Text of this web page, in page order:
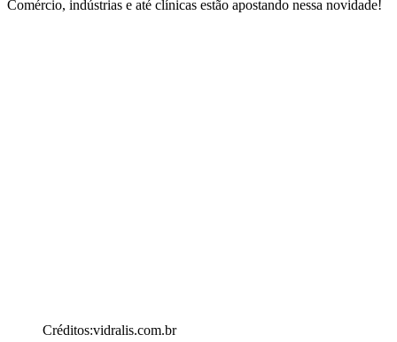
Comércio, indústrias e até clínicas estão apostando nessa novidade!
Créditos:vidralis.com.br